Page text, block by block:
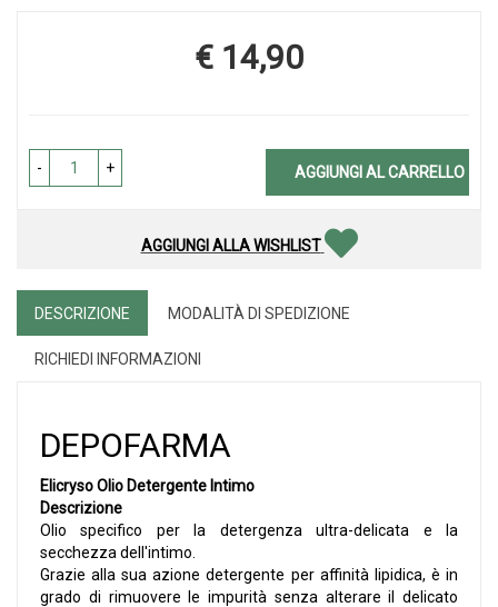
Prezzo
€ 14,90
- + AGGIUNGI AL CARRELLO
AGGIUNGI ALLA WISHLIST
DESCRIZIONE MODALITÀ DI SPEDIZIONE
RICHIEDI INFORMAZIONI
DEPOFARMA
Elicryso Olio Detergente Intimo
Descrizione
Olio specifico per la detergenza ultra-delicata e la
secchezza dell'intimo.
Grazie alla sua azione detergente per affinità lipidica, è in
grado di rimuovere le impurità senza alterare il delicato